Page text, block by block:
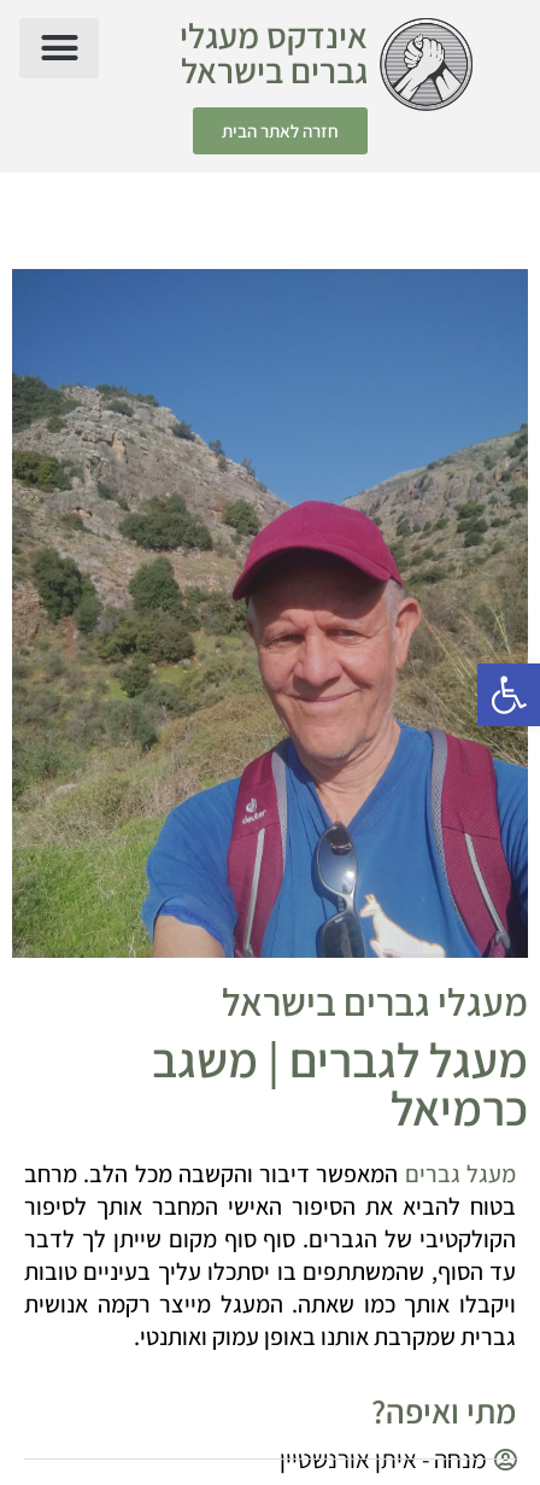
פתח סרגל נגישות
אינדקס מעגלי
גברים בישראל
חזרה לאתר הבית
מעגלי גברים בישראל
מעגל לגברים | משגב
כרמיאל
מעגל גברים המאפשר דיבור והקשבה מכל הלב. מרחב
בטוח להביא את הסיפור האישי המחבר אותך לסיפור
הקולקטיבי של הגברים. סוף סוף מקום שייתן לך לדבר
עד הסוף, שהמשתתפים בו יסתכלו עליך בעיניים טובות
ויקבלו אותך כמו שאתה. המעגל מייצר רקמה אנושית
גברית שמקרבת אותנו באופן עמוק ואותנטי.
מתי ואיפה?
מנחה - איתן אורנשטיין